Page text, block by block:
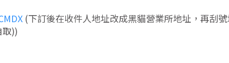
(下訂後在收件人地址改成黑貓營業所地址，再刮
))